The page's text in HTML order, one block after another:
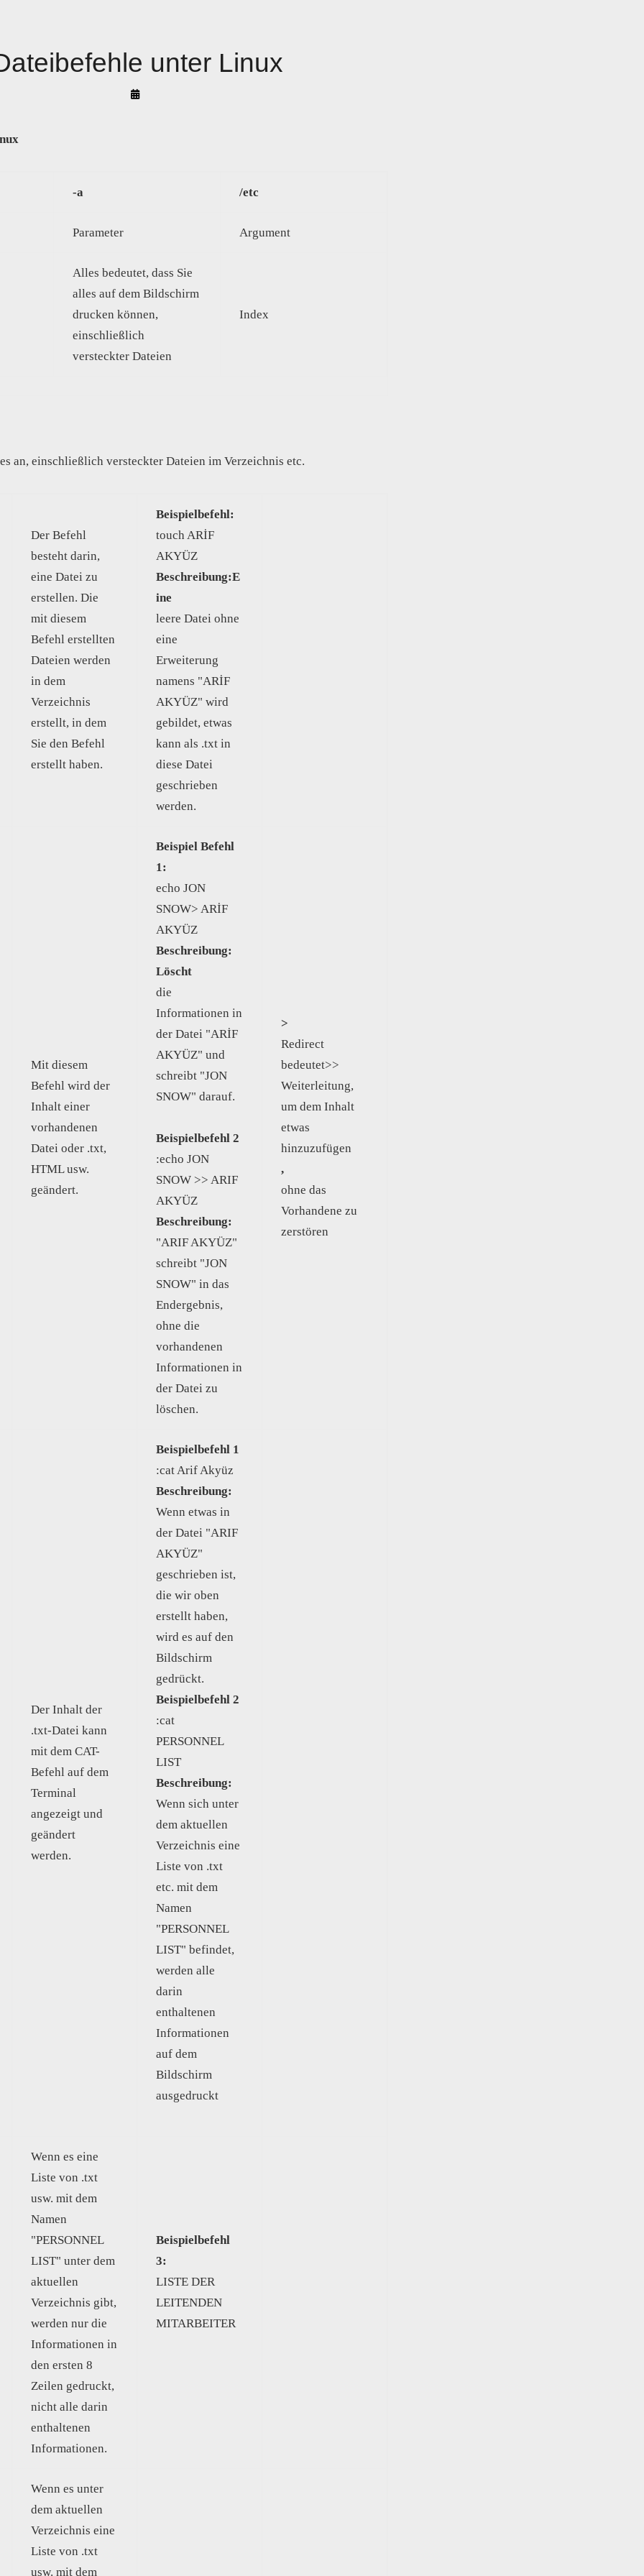
unter Linux
By
-a /etc
Parameter Argument
Alles bedeutet, dass Sie
alles auf dem Bildschirm
drucken können,
einschließlich
versteckter Dateien
Index
an, einschließlich versteckter Dateien im Verzeichnis etc.
Der Befehl
besteht darin,
eine Datei zu
erstellen. Die
mit diesem
Befehl erstellten
Dateien werden
in dem
Verzeichnis
erstellt, in dem
Sie den Befehl
erstellt haben.
Beispielbefehl:
touch ARİF
AKYÜZ
Beschreibung:E
ine
leere Datei ohne
eine
Erweiterung
namens "ARİF
AKYÜZ" wird
gebildet, etwas
kann als .txt in
diese Datei
geschrieben
werden.
Mit diesem
Befehl wird der
Inhalt einer
vorhandenen
Datei oder .txt,
HTML usw.
geändert.
Beispiel Befehl
1:
echo JON
SNOW> ARİF
AKYÜZ
Beschreibung:
Löscht
die
Informationen in
der Datei "ARİF
AKYÜZ" und
schreibt "JON
SNOW" darauf.
Beispielbefehl 2
:echo JON
SNOW >> ARIF
AKYÜZ
Beschreibung:
"ARIF AKYÜZ"
schreibt "JON
SNOW" in das
Endergebnis,
ohne die
vorhandenen
Informationen in
der Datei zu
löschen.
>
Redirect
bedeutet>>
Weiterleitung,
um dem Inhalt
etwas
hinzuzufügen
,
ohne das
Vorhandene zu
zerstören
Der Inhalt der
.txt-Datei kann
mit dem CAT-
Befehl auf dem
Terminal
angezeigt und
geändert
werden.
Beispielbefehl 1
:cat Arif Akyüz
Beschreibung:
Wenn etwas in
der Datei "ARIF
AKYÜZ"
geschrieben ist,
die wir oben
erstellt haben,
wird es auf den
Bildschirm
gedrückt.
Beispielbefehl 2
:cat
PERSONNEL
LIST
Beschreibung:
Wenn sich unter
dem aktuellen
Verzeichnis eine
Liste von .txt
etc. mit dem
Namen
"PERSONNEL
LIST" befindet,
werden alle
darin
enthaltenen
Informationen
auf dem
Bildschirm
ausgedruckt
Wenn es eine
Liste von .txt
usw. mit dem
Namen
"PERSONNEL
LIST" unter dem
aktuellen
Verzeichnis gibt,
werden nur die
Informationen in
den ersten 8
Zeilen gedruckt,
nicht alle darin
enthaltenen
Informationen.
Beispielbefehl
3:
LISTE DER
LEITENDEN
MITARBEITER
Wenn es unter
dem aktuellen
Verzeichnis eine
Liste von .txt
usw. mit dem